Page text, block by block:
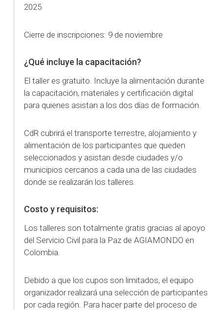
2025
Cierre de inscripciones: 9 de noviembre
¿Qué incluye la capacitación?
El taller es gratuito. Incluye la alimentación durante
la capacitación, materiales y certificación digital
para quienes asistan a los dos días de formación.
CdR cubrirá el transporte terrestre, alojamiento y
alimentación de los participantes que queden
seleccionados y asistan desde ciudades y/o
municipios cercanos a cada una de las ciudades
donde se realizarán los talleres.
Costo y requisitos:
Los talleres son totalmente gratis gracias al apoyo
del Servicio Civil para la Paz de AGIAMONDO en
Colombia.
Debido a que los cupos son limitados, el equipo
organizador realizará una selección de participantes
por cada región. Para hacer parte del proceso de